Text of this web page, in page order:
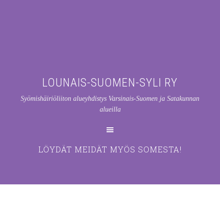
LOUNAIS-SUOMEN-SYLI RY
Syömishäiriöliiton alueyhdistys Varsinais-Suomen ja Satakunnan
alueilla
LÖYDÄT MEIDÄT MYÖS SOMESTA!